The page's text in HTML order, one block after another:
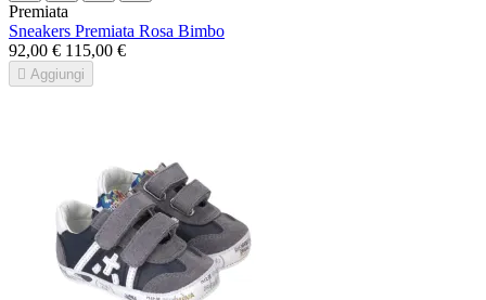
Premiata
Sneakers Premiata Rosa Bimbo
92,00 € 115,00 €
 Aggiungi